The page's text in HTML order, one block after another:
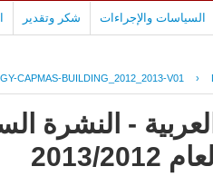
السياسات والإجراءات شكر وتقدير
CAPMAS-BUILDING_2012_2013-V01 ›
- النشرة
2012